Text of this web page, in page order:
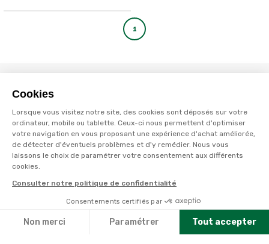
Cookies
Lorsque vous visitez notre site, des cookies sont déposés sur votre
ordinateur, mobile ou tablette. Ceux-ci nous permettent d'optimiser
votre navigation en vous proposant une expérience d'achat améliorée,
de détecter d'éventuels problèmes et d'y remédier. Nous vous
laissons le choix de paramétrer votre consentement aux différents
cookies.
Consulter notre politique de confidentialité
Consentements certifiés par
Non merci Paramétrer Tout accepter
1
La carte avantages
Cumulez des points passions et convertissez-
les en bons cadeaux. Bénéficiez également de
nombreux autres avantages.